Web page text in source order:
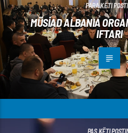
PARA KËTI
MÜSİAD ALBANIA
IFTARI